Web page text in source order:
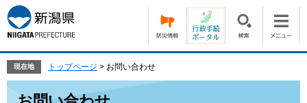
ー
ジ
の
頭
ニ
ュ
ー
飛
現在地 トップページ > お問い合わせ